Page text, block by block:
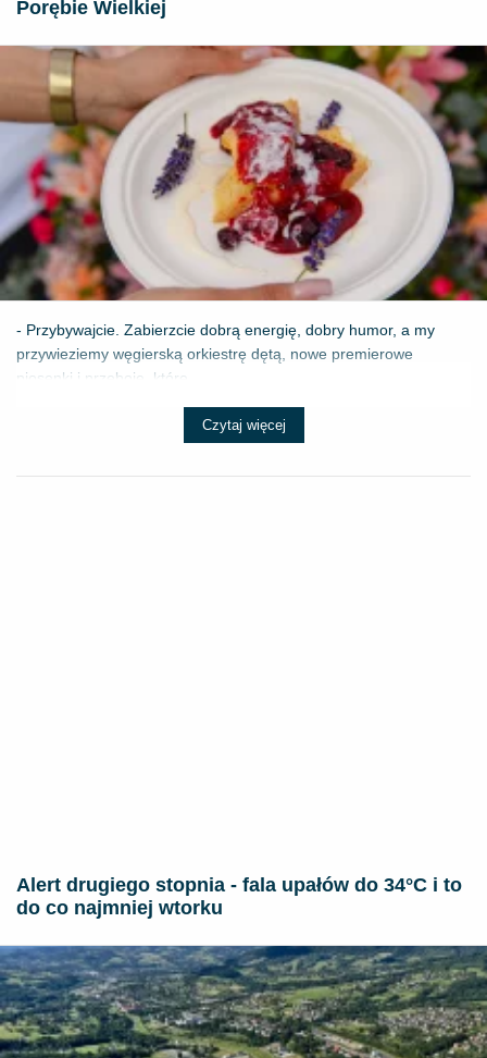
Porębie Wielkiej
- Przybywajcie. Zabierzcie dobrą energię, dobry humor, a my
przywieziemy węgierską orkiestrę dętą, nowe premierowe
piosenki i przeboje, które ...
Czytaj więcej
Alert drugiego stopnia - fala upałów do 34°C i to
do co najmniej wtorku